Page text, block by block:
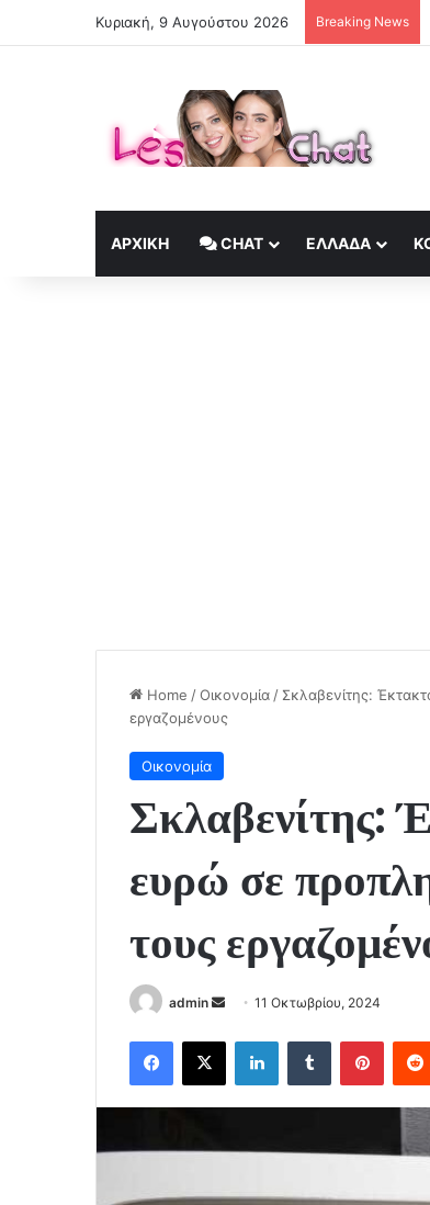
Κυριακή, 9 Αυγούστου 2026 Breaking News
ΑΡΧΙΚΉ CHAT ΕΛΛΆΔΑ
Home /Οικονομία / Σκλαβενίτης:
εργαζομένους
Οικονομία
Σκλαβενίτης:
ευρώ σε
τους
admin
Send
email
11 Οκτωβρίου, 2024
Facebook
X LinkedInTumblr